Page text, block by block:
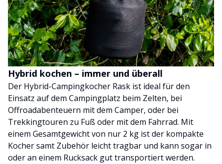
Hybrid kochen – immer und überall
Der Hybrid-Campingkocher Rask ist ideal für den
Einsatz auf dem Campingplatz beim Zelten, bei
Offroadabenteuern mit dem Camper, oder bei
Trekkingtouren zu Fuß oder mit dem Fahrrad. Mit
einem Gesamtgewicht von nur 2 kg ist der kompakte
Kocher samt Zubehör leicht tragbar und kann sogar in
oder an einem Rucksack gut transportiert werden.